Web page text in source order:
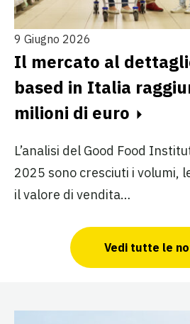
9 Giugno 2026
Il mercato al
based in Italia
milioni di euro
L’analisi del Good Food
2025 sono cresciuti i volumi,
il valore di vendita…
Vedi tutte le